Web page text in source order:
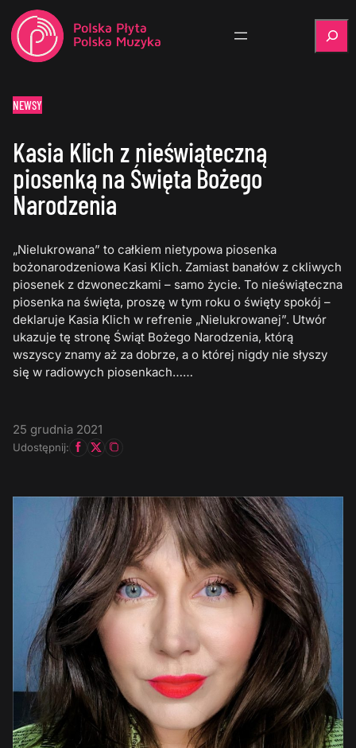
NEWSY
Kasia Klich z nieświąteczną
piosenką na Święta Bożego
Narodzenia
„Nielukrowana” to całkiem nietypowa piosenka
bożonarodzeniowa Kasi Klich. Zamiast banałów z ckliwych
piosenek z dzwoneczkami – samo życie. To nieświąteczna
piosenka na święta, proszę w tym roku o święty spokój –
deklaruje Kasia Klich w refrenie „Nielukrowanej”. Utwór
ukazuje tę stronę Świąt Bożego Narodzenia, którą
wszyscy znamy aż za dobrze, a o której nigdy nie słyszy
się w radiowych piosenkach……
25 grudnia 2021
Udostępnij: